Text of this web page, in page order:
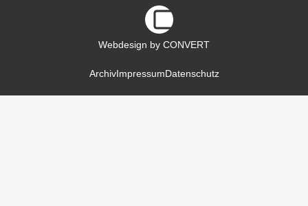
Webdesign by CONVERT
ArchivImpressumDatenschutz